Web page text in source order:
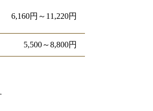
6,160円～11,220円
5,500～8,800円